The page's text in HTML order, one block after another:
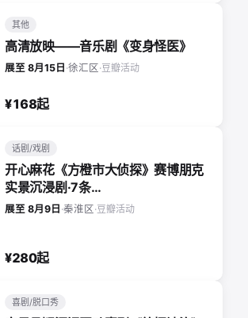
其他
高清放映——音乐剧《变身怪医》
展至 8月15日 ·徐汇区·豆瓣活动
¥168起
话剧/戏剧
开心麻花《方橙市大侦探》赛博朋克
实景沉浸剧·7条…
展至 8月9日 ·秦淮区·豆瓣活动
¥280起
喜剧/脱口秀